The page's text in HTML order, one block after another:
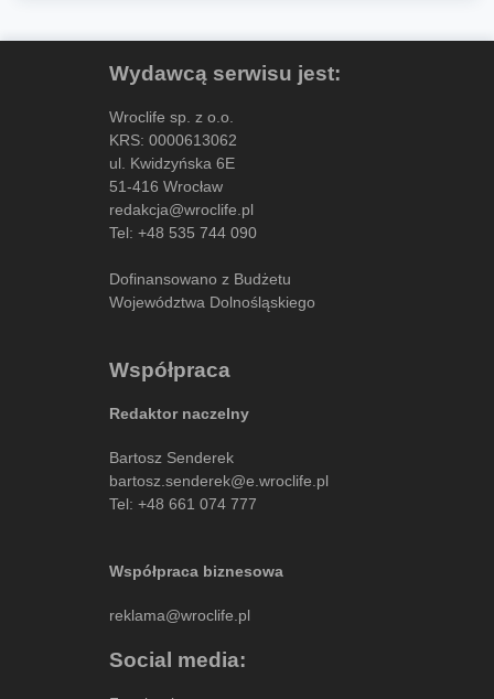
Wydawcą serwisu jest:
Wroclife sp. z o.o.
KRS: 0000613062
ul. Kwidzyńska 6E
51-416 Wrocław
redakcja@wroclife.pl
Tel: +48 535 744 090
Dofinansowano z Budżetu
Województwa Dolnośląskiego
Współpraca
Redaktor naczelny
Bartosz Senderek
bartosz.senderek@e.wroclife.pl
Tel: +48 661 074 777
Współpraca biznesowa
reklama@wroclife.pl
Social media: